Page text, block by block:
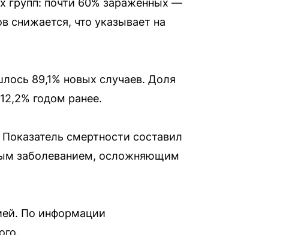
что указывает на
89,1% новых случаев. Доля
годом ранее.
смертности составил
заболеванием, осложняющим
По информации